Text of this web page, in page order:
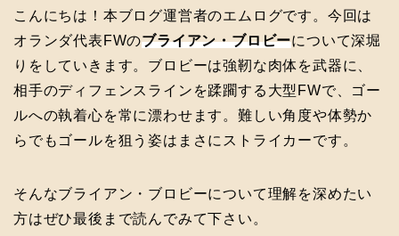
こんにちは！本ブログ運営者のエムログです。今回は
オランダ代表FWのブライアン・ブロビーについて深堀
りをしていきます。ブロビーは強靭な肉体を武器に、
相手のディフェンスラインを蹂躙する大型FWで、ゴー
ルへの執着心を常に漂わせます。難しい角度や体勢か
らでもゴールを狙う姿はまさにストライカーです。
そんなブライアン・ブロビーについて理解を深めたい
方はぜひ最後まで読んでみて下さい。